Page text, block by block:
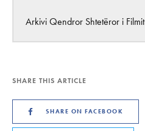
Arkivi Qendror Shtetëror i Filmit
SHARE THIS ARTICLE
SHARE ON FACEBOOK